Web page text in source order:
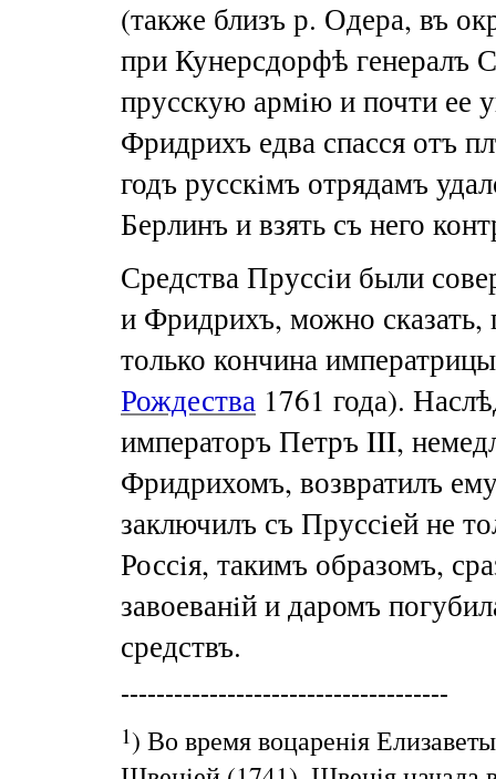
(также близъ р. Одера, въ
при Кунерсдорфѣ генералъ
прусскую армiю и почти ее
Фридрихъ едва спасся отъ
годъ русскiмъ отрядамъ
Берлинъ и взять съ него
Средства Пруссiи были
и Фридрихъ, можно сказать,
только кончина
Рождества 1761 года).
императоръ Петръ III,
Фридрихомъ, возвратилъ
заключилъ съ Пруссiей не
Россiя, такимъ образомъ,
завоеванiй и даромъ
средствъ.
-------------------------------------
1) Во время воцаренiя